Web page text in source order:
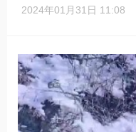
2024年01月31日 11:08